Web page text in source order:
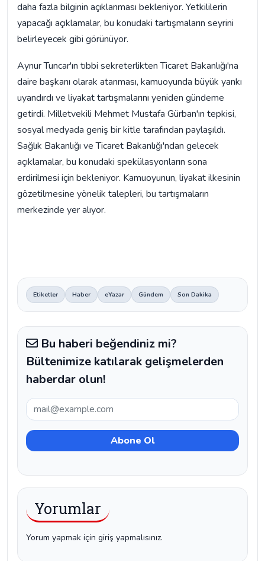
daha fazla bilginin açıklanması bekleniyor. Yetkililerin
yapacağı açıklamalar, bu konudaki tartışmaların seyrini
belirleyecek gibi görünüyor.
Aynur Tuncar'ın tıbbi sekreterlikten Ticaret Bakanlığı'na
daire başkanı olarak atanması, kamuoyunda büyük yankı
uyandırdı ve liyakat tartışmalarını yeniden gündeme
getirdi. Milletvekili Mehmet Mustafa Gürban'ın tepkisi,
sosyal medyada geniş bir kitle tarafından paylaşıldı.
Sağlık Bakanlığı ve Ticaret Bakanlığı'ndan gelecek
açıklamalar, bu konudaki spekülasyonların sona
erdirilmesi için bekleniyor. Kamuoyunun, liyakat ilkesinin
gözetilmesine yönelik talepleri, bu tartışmaların
merkezinde yer alıyor.
Etiketler Haber eYazar Gündem Son Dakika
Bu haberi beğendiniz mi?
Bültenimize katılarak gelişmelerden
haberdar olun!
Yorumlar
Yorum yapmak için giriş yapmalısınız.